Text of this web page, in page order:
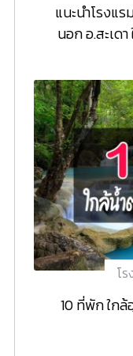
แนะนำโรงแ
นอก อ.สะเด
โ
10 ที่พัก ใก